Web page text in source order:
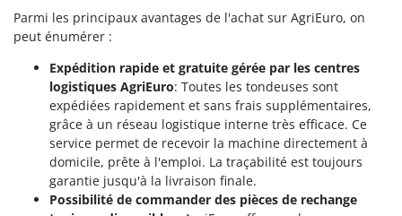
Parmi les principaux avantages de l'achat sur AgriEuro, on
peut énumérer :
Expédition rapide et gratuite gérée par les centres
logistiques AgriEuro: Toutes les tondeuses sont
expédiées rapidement et sans frais supplémentaires,
grâce à un réseau logistique interne très efficace. Ce
service permet de recevoir la machine directement à
domicile, prête à l'emploi. La traçabilité est toujours
garantie jusqu'à la livraison finale.
Possibilité de commander des pièces de rechange